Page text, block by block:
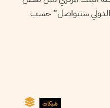
والدولي ستتواصل” حسب
شبكات